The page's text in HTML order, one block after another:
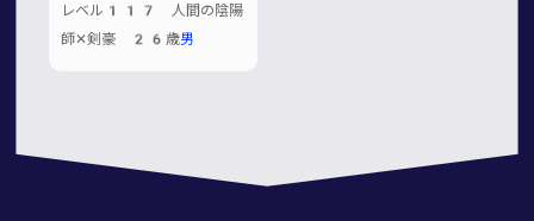
レベル117 人間の陰陽
師✕剣豪 26歳男